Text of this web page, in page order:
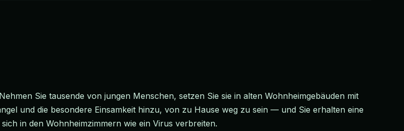
Sie tausende von jungen Menschen, setzen Sie sie in alten Wohnheimgebäuden mit
und die besondere Einsamkeit hinzu, von zu Hause weg zu sein — und Sie erhalten eine
in den Wohnheimzimmern wie ein Virus verbreiten.